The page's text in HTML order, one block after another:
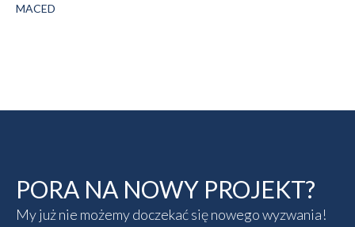
MACED
PORA NA NOWY PROJEKT?
My już nie możemy doczekać się nowego wyzwania!